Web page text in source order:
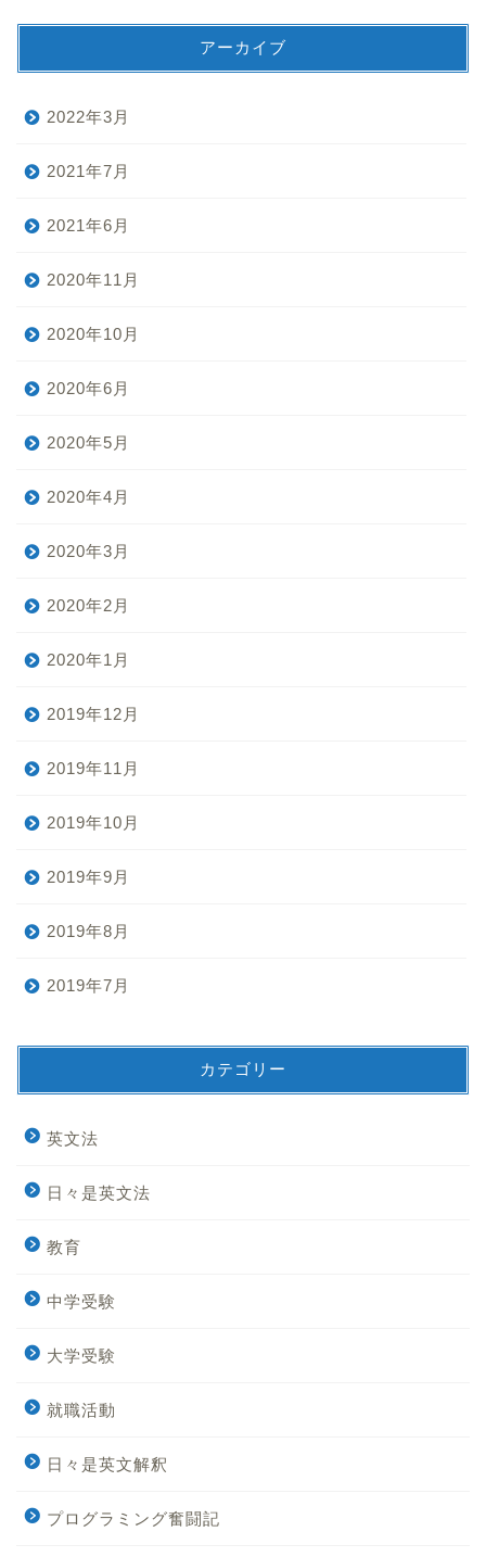
アーカイブ
2022年3月
2021年7月
2021年6月
2020年11月
2020年10月
2020年6月
2020年5月
2020年4月
2020年3月
2020年2月
2020年1月
2019年12月
2019年11月
2019年10月
2019年9月
2019年8月
2019年7月
カテゴリー
英文法
日々是英文法
教育
中学受験
大学受験
就職活動
日々是英文解釈
プログラミング奮闘記